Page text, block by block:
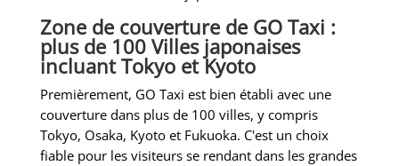
Zone de couverture de GO Taxi :
plus de 100 Villes japonaises
incluant Tokyo et Kyoto
Premièrement, GO Taxi est bien établi avec une
couverture dans plus de 100 villes, y compris
Tokyo, Osaka, Kyoto et Fukuoka. C'est un choix
fiable pour les visiteurs se rendant dans les grandes